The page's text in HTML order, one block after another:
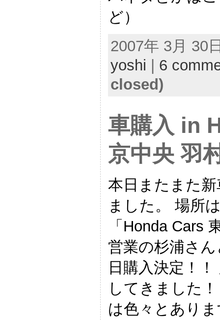
ど）
2007年 3月 30
yoshi
6
closed)
車購入 in
京中央 羽
本日またまた
ました。 場所
「Honda Cars
営業の杉浦さ
日購入決定！
してきました
は色々とあり